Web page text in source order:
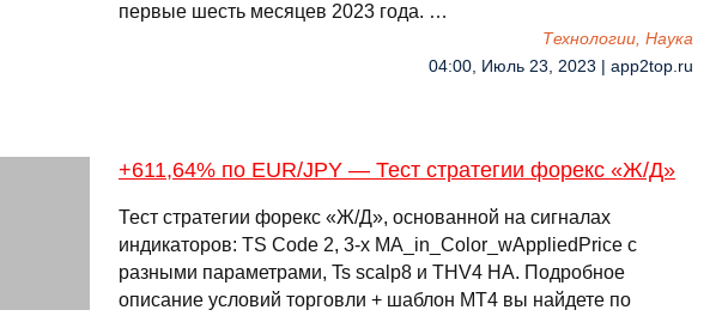
первые шесть месяцев 2023 года. …
Технологии, Наука
04:00, Июль 23, 2023 | app2top.ru
+611,64% по EUR/JPY — Тест стратегии форекс «Ж/Д»
Тест стратегии форекс «Ж/Д», основанной на сигналах
индикаторов: TS Code 2, 3-х MA_in_Color_wAppliedPrice с
разными параметрами, Ts scalp8 и THV4 HA. Подробное
описание условий торговли + шаблон МТ4 вы найдете по